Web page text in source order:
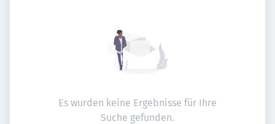
Es wurden keine Ergebnisse für Ihre
Suche gefunden.